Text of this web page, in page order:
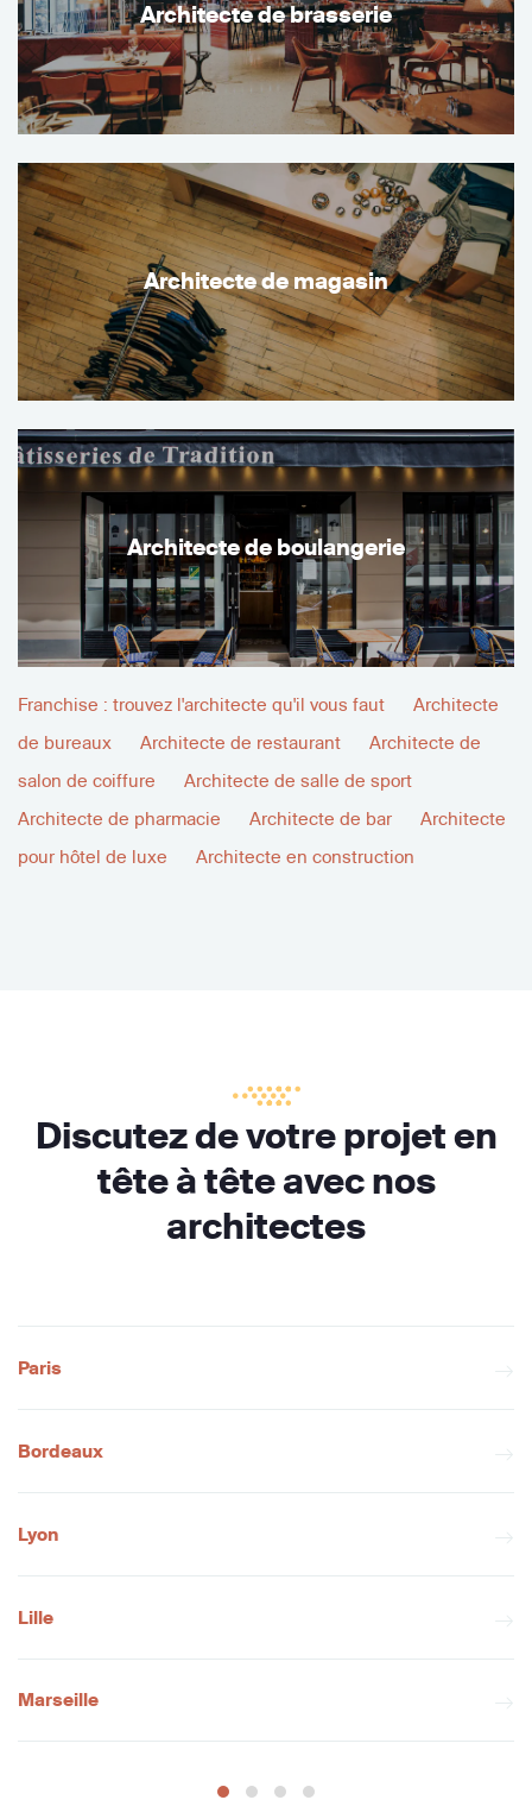
Architecte de brasserie
Architecte de magasin
Architecte de boulangerie
Franchise : trouvez l'architecte qu'il vous faut
Architecte
de bureaux
Architecte de restaurant
Architecte de
salon de coiffure
Architecte de salle de sport
Architecte de pharmacie
Architecte de bar
Architecte
pour hôtel de luxe
Architecte en construction
Discutez de votre projet en
tête à tête avec nos
architectes
Paris
Bordeaux
Lyon
Lille
Marseille